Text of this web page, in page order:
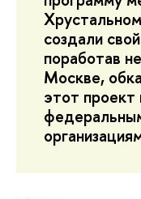
создали
поработав
Москве,
этот